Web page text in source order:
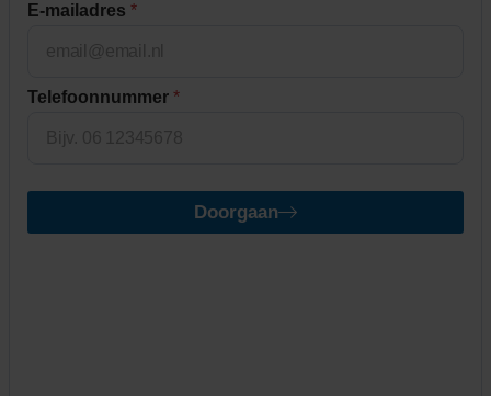
E-mailadres *
Telefoonnummer *
Doorgaan